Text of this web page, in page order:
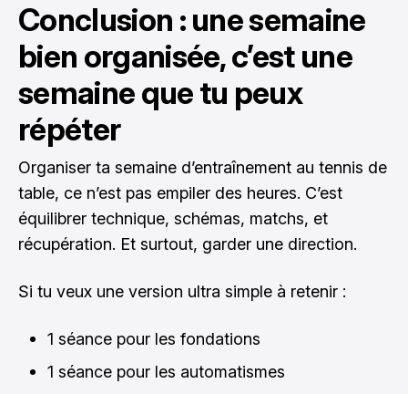
Conclusion : une semaine
bien organisée, c’est une
semaine que tu peux
répéter
Organiser ta semaine d’entraînement au tennis de
table, ce n’est pas empiler des heures. C’est
équilibrer technique, schémas, matchs, et
récupération. Et surtout, garder une direction.
Si tu veux une version ultra simple à retenir :
1 séance pour les fondations
1 séance pour les automatismes